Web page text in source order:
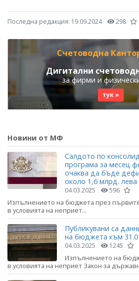
Последна редакция: 19.09.2024 298
Счетоводна
Дигитални
за фирми и
тук »
Новини от МФ
Салдото по
програма за месец
очаква да бъде
около 1,6 млрд. лева
04.03.2025 596
Изпълнението на бюджета през първите
в условията на неприет...
Публикувани са
на бюджета към
04.03.2025 1245
Изпълнението на
в условията на неприет Закон за